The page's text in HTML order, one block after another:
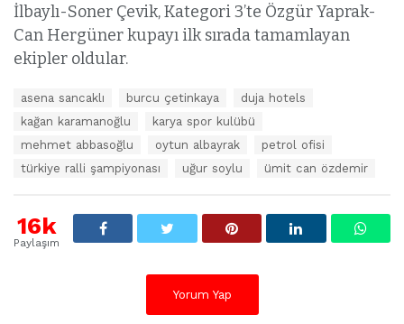
İlbaylı-Soner Çevik, Kategori 3’te Özgür Yaprak-
Can Hergüner kupayı ilk sırada tamamlayan
ekipler oldular.
r
:
asena sancaklı burcu çetinkaya
duja hotels
kağan karamanoğlu
karya spor kulübü
mehmet abbasoğlu
oytun albayrak
petrol ofisi
türkiye ralli şampiyonası
uğur soylu ümit can özdemir
16k
Paylaşım
Yorum Yap